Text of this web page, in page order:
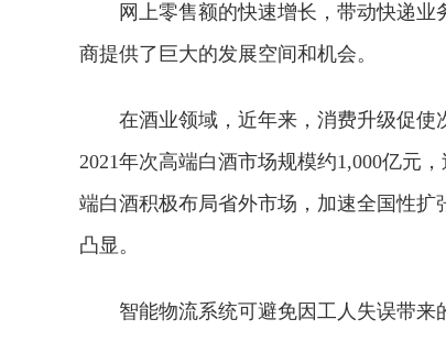
网上零售额的快速增长，带动快递
商提供了巨大的发展空间和机会。
在酒业领域，近年来，消费升级促使
2021年次高端白酒市场规模约1,000亿元
端白酒积极布局省外市场，加速全国性
凸显。
智能物流系统可避免因工人失误带